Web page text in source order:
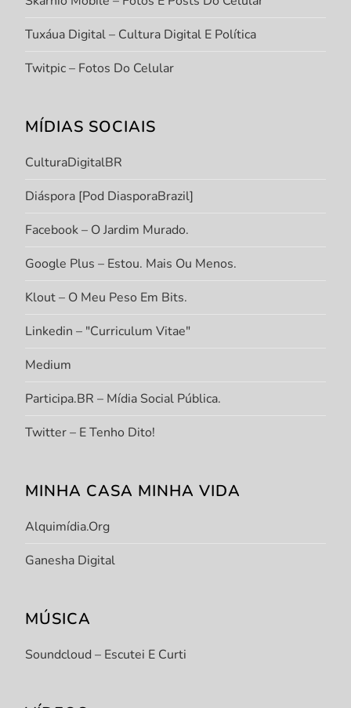
Tuxáua Digital – Cultura Digital E Política
Twitpic – Fotos Do Celular
MÍDIAS SOCIAIS
CulturaDigitalBR
Diáspora [Pod DiasporaBrazil]
Facebook – O Jardim Murado.
Google Plus – Estou. Mais Ou Menos.
Klout – O Meu Peso Em Bits.
Linkedin – "Curriculum Vitae"
Medium
Participa.BR – Mídia Social Pública.
Twitter – E Tenho Dito!
MINHA CASA MINHA VIDA
Alquimídia.org
Ganesha Digital
MÚSICA
Soundcloud – Escutei E Curti